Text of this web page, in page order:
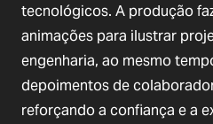
tecnológicos. A produção
animações para ilustrar
engenharia, ao mesmo
depoimentos de
reforçando a confiança e a